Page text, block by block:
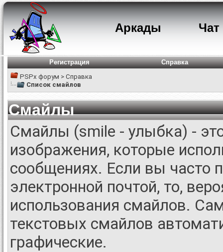
Аркады Чат
Регистрация
Справка
PSPx форум > Справка
Список смайлов
Смайлы
Смайлы (smile - улыбка) -
изображения, которые
сообщениях. Если вы часто
электронной почтой, то,
использования смайлов.
текстовых смайлов
графические.